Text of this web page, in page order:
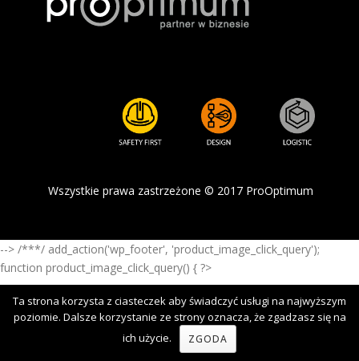
Wszystkie prawa zastrzeżone © 2017 ProOptimum
--> /***/ add_action('wp_footer', 'product_image_click_query');
function product_image_click_query() { ?>
Ta strona korzysta z ciasteczek aby świadczyć usługi na najwyższym
poziomie. Dalsze korzystanie ze strony oznacza, że zgadzasz się na
ich użycie.
ZGODA